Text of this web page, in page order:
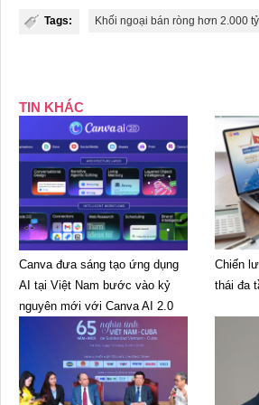
Tags: Khối ngoại bán ròng hơn 2.000
TIN KHÁC
Canva đưa sáng tạo ứng dụng
AI tại Việt Nam bước vào kỷ
nguyên mới với Canva AI 2.0
Chiến
thái đa